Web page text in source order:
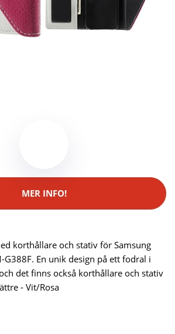
MER INFO!
korthållare och stativ för Samsung
G388F. En unik design på ett fodral i
det finns också korthållare och stativ
- Vit/Rosa